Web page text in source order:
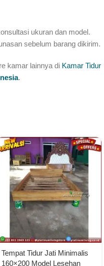
ukuran dan model.
sebelum barang dikirim.
kamar lainnya di Kamar Tidur
.
Tempat Tidur Jati Minimalis
160×200 Model Lesehan